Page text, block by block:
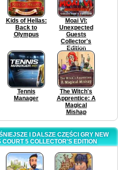
Kids of Hellas:
Back to
Olympus
Moai VI:
Unexpected
Guests
Collector's
Edition
Tennis
Manager
The Witch's
Apprentice: A
Magical
Mishap
I DALSZE CZĘŚCI GRY NEW
5 COLLECTOR'S EDITION